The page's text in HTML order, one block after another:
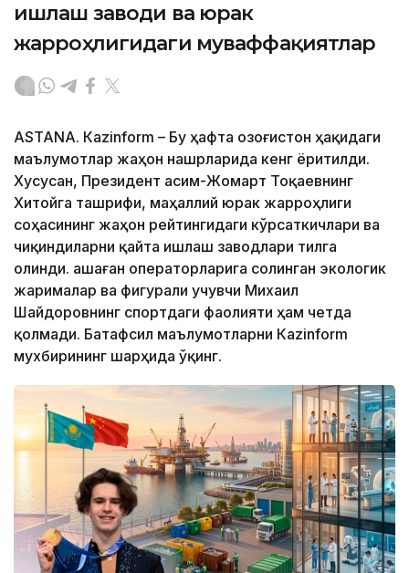
ишлаш заводи ва юрак
жарроҳлигидаги муваффақиятлар
ASTANА. Кazinform – Бу ҳафта Қозоғистон ҳақидаги
маълумотлар жаҳон нашрларида кенг ёритилди.
Хусусан, Президент Қасим-Жомарт Тоқаевнинг
Хитойга ташрифи, маҳаллий юрак жарроҳлиги
соҳасининг жаҳон рейтингидаги кўрсаткичлари ва
чиқиндиларни қайта ишлаш заводлари тилга
олинди. Қашаған операторларига солинган экологик
жарималар ва фигурали учувчи Михаил
Шайдоровнинг спортдаги фаолияти ҳам четда
қолмади. Батафсил маълумотларни Кazinform
мухбирининг шарҳида ўқинг.